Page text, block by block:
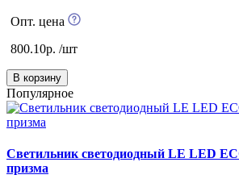
Опт. цена
800.10р. /шт
В корзину
Популярное
Светильник светодиодный LE LED
призма